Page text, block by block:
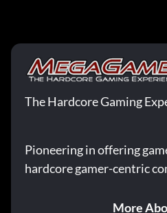
The Hardcore Gaming
Pioneering in offering
hardcore gamer-centric
More